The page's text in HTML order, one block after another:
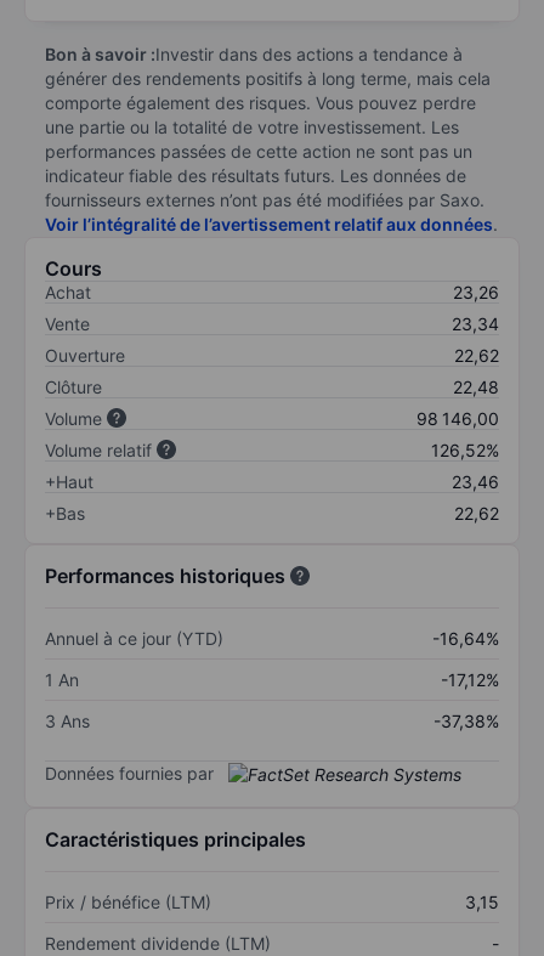
Bon à savoir :Investir dans des actions a tendance à
générer des rendements positifs à long terme, mais cela
comporte également des risques. Vous pouvez perdre
une partie ou la totalité de votre investissement. Les
performances passées de cette action ne sont pas un
indicateur fiable des résultats futurs. Les données de
fournisseurs externes n’ont pas été modifiées par Saxo.
Voir l’intégralité de l’avertissement relatif aux données.
Cours
Achat
23,26
Vente
23,34
Ouverture
22,62
Clôture
22,48
Volume
98 146,00
Volume relatif
126,52%
+Haut
23,46
+Bas
22,62
Performances historiques
Annuel à ce jour (YTD)
-16,64%
1 An
-17,12%
3 Ans
-37,38%
Données fournies par
Caractéristiques principales
Prix / bénéfice (LTM)
3,15
Rendement dividende (LTM)
-